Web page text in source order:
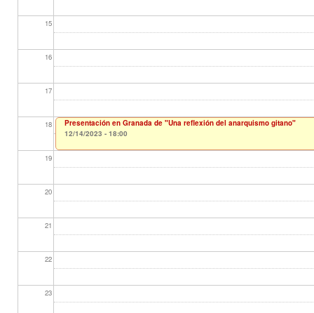
15
16
17
18
19
20
21
22
23
Presentación en Granada de "Una reflexión del anarquismo gitano"
12/14/2023 - 18:00